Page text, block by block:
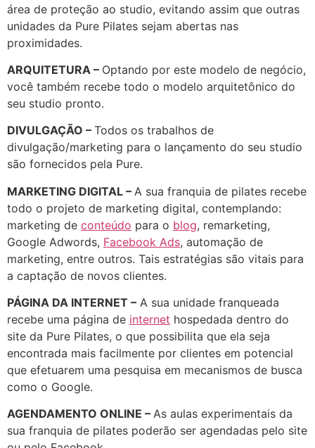
área de proteção ao studio, evitando assim que outras
unidades da Pure Pilates sejam abertas nas
proximidades.
ARQUITETURA – Optando por este modelo de negócio,
você também recebe todo o modelo arquitetônico do
seu studio pronto.
DIVULGAÇÃO – Todos os trabalhos de
divulgação/marketing para o lançamento do seu studio
são fornecidos pela Pure.
MARKETING DIGITAL – A sua franquia de pilates recebe
todo o projeto de marketing digital, contemplando:
marketing de conteúdo para o blog, remarketing,
Google Adwords, Facebook Ads, automação de
marketing, entre outros. Tais estratégias são vitais para
a captação de novos clientes.
PÁGINA DA INTERNET – A sua unidade franqueada
recebe uma página de internet hospedada dentro do
site da Pure Pilates, o que possibilita que ela seja
encontrada mais facilmente por clientes em potencial
que efetuarem uma pesquisa em mecanismos de busca
como o Google.
AGENDAMENTO ONLINE – As aulas experimentais da
sua franquia de pilates poderão ser agendadas pelo site